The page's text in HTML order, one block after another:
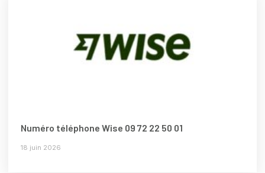
Numéro téléphone Wise 09 72 22 50 01
18 juin 2026